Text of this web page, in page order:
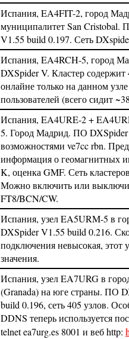
Испания, EA4FIT-2, город
муниципалитет San Cristobal.
V1.55 build 0.197. Сеть
Испания, EA4RCH-5, город
DXSpider V. Кластер содержит
онлайне только на данном
пользователей (всего сидит
Испания, EA4URE-2 +
5. Город Мадрид. ПО
возможностями ve7cc rbn.
информация о геомагнитных
K, оценка GMF. Сеть
Можно включить или
FT8/BCN/CW.
Испания, узел EA5URM-5 в
DXSpider V1.55 build 0.216.
подключения невысокая, этот
значения.
Испания, узел EA7URG в
(Granada) на юге страны. ПО
build 0.196, сеть 405 узлов.
DDNS теперь используется
telnet ea7urg.es 8001 и веб http: